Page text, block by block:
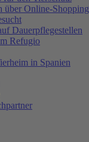
über Online-Shopping
Dauerpflegestellen
Refugio
in Spanien